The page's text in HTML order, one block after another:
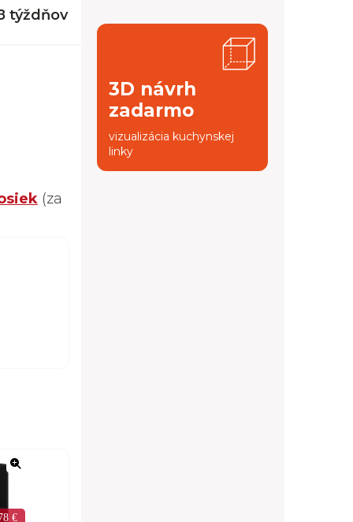
týždňov
(za
€
3D návrh
zadarmo
vizualizácia kuchynskej
linky